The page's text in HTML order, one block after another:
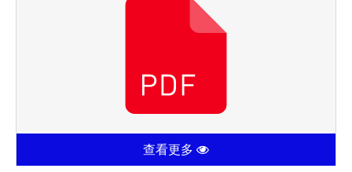
查看更多